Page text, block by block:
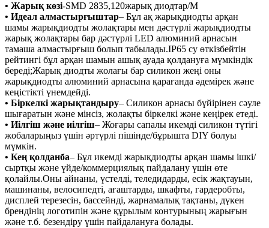
• Жарық көзі-SMD 2835,120жарық диодтар/М
• Идеал алмастырғыштар– Бұл ақ жарықдиодты арқан
шамы жарықдиодты жолақтары мен дәстүрлі жарықдиодты
жарық жолақтары бар дәстүрлі LED алюминий арнасын
тамаша алмастырғыш болып табылады.IP65 су өткізбейтін
рейтингі бұл арқан шамын ашық ауада қолдануға мүмкіндік
береді;Жарық диодты жолағы бар силикон жеңі оны
жарықдиодты алюминий арнасына қарағанда әдемірек және
кеңістікті үнемдейді.
• Біркелкі жарықтандыру– Силикон арнасы бүйірінен сәуле
шығаратын және мінсіз, жолақты біркелкі және кеңірек етеді.
• Иілгіш және иілгіш– Жоғары сапалы икемді силикон түтігі
жобаларыңыз үшін әртүрлі пішінде/бұрышта DIY болуы
мүмкін.
• Кең қолданба– Бұл икемді жарықдиодты арқан шамы ішкі/
сыртқы және үйде/коммерциялық пайдалану үшін өте
қолайлы.Оны айнаны, үстелді, теледидарды, есік жақтауын,
машинаны, велосипедті, ағаштарды, шкафты, гардеробты,
дисплей терезесін, бассейнді, жарнамалық тақтаны, дүкен
брендінің логотипін және құрылым контурының жарығын
және т.б. безендіру үшін пайдалануға болады.